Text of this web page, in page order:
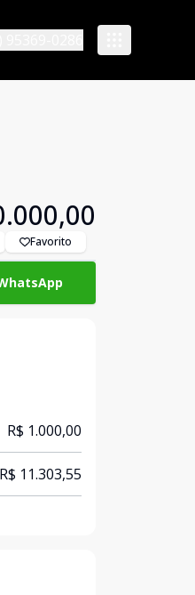
Favorito
R$ 1.000,00
R$ 11.303,55